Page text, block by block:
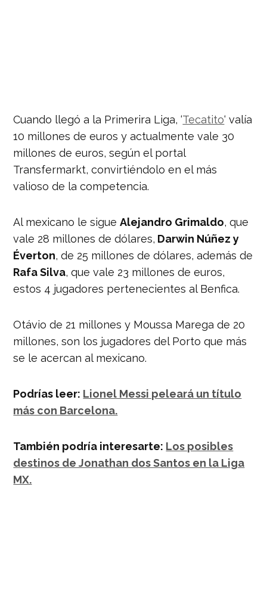
Cuando llegó a la Primerira Liga, ‘Tecatito‘ valía
10 millones de euros y actualmente vale 30
millones de euros, según el portal
Transfermarkt, convirtiéndolo en el más
valioso de la competencia.
Al mexicano le sigueAlejandro Grimaldo, que
vale 28 millones de dólares, Darwin Núñez y
Éverton, de 25 millones de dólares, además de
Rafa Silva, que vale 23 millones de euros,
estos 4 jugadores pertenecientes al Benfica.
Otávio de 21 millones y Moussa Marega de 20
millones, son los jugadores del Porto que más
se le acercan al mexicano.
Podrías leer: Lionel Messi peleará un título
más con Barcelona.
También podría interesarte: Los posibles
destinos de Jonathan dos Santos en la Liga
MX.